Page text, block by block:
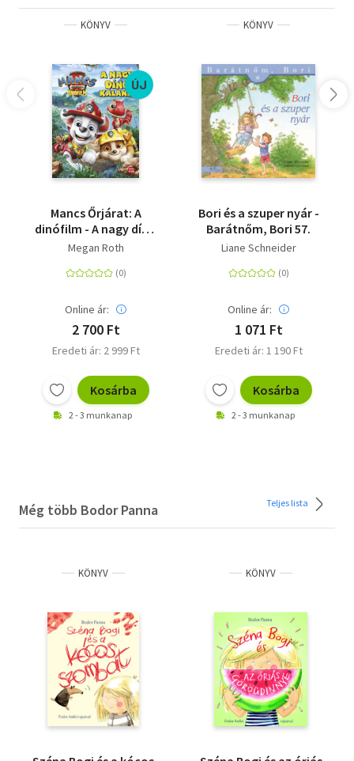
KÖNYV
ÚJ
Mancs Őrjárat: A
dinófilm - A nagy dínó
kaland - Mesekönyv a
Megan Roth
Online ár:
2 700 Ft
Eredeti ár: 2 999 Ft
Kosárba
2 - 3 munkanap
KÖNYV
Bori és a szuper nyár -
Barátnőm, Bori 57.
Liane Schneider
Online ár:
1 071 Ft
Eredeti ár: 1 190 Ft
Kosárba
2 - 3 munkanap
Még több Bodor Panna Teljes lista
KÖNYV KÖNYV